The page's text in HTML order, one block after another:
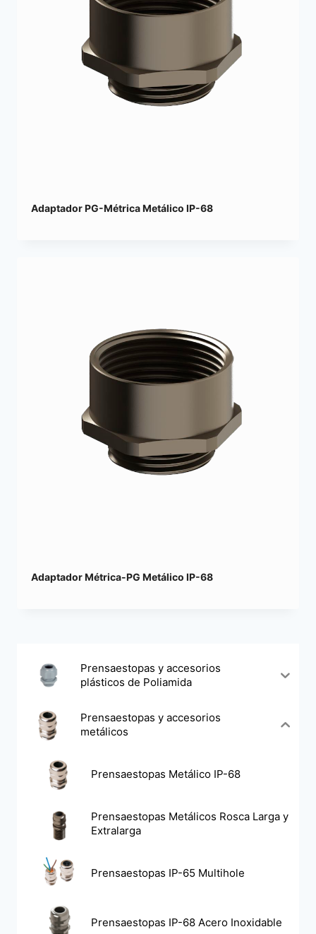
Prensaestopas y accesorios
plásticos de Poliamida
Prensaestopas y accesorios
metálicos
Prensaestopas Metálico IP-68
Prensaestopas Metálicos Rosca Larga y
Extralarga
Prensaestopas IP-65 Multihole
Prensaestopas IP-68 Acero Inoxidable
Adaptador PG-Métrica Metálico IP-68
Adaptador Métrica-PG Metálico IP-68